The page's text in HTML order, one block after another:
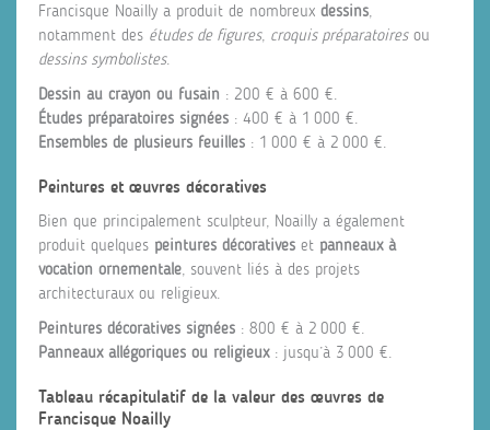
Francisque Noailly a produit de nombreux dessins,
notamment des études de figures, croquis préparatoiresou
dessins symbolistes.
Dessin au crayon ou fusain : 200 € à 600 €.
Études préparatoires signées : 400 € à 1 000 €.
Ensembles de plusieurs feuilles : 1 000 € à 2 000 €.
Peintures et œuvres décoratives
Bien que principalement sculpteur, Noailly a également
produit quelques peintures décoratives et panneaux à
vocation ornementale, souvent liés à des projets
architecturaux ou religieux.
Peintures décoratives signées : 800 € à 2 000 €.
Panneaux allégoriques ou religieux: jusqu’à 3 000 €.
Tableau récapitulatif de la valeur des œuvres de
Francisque Noailly